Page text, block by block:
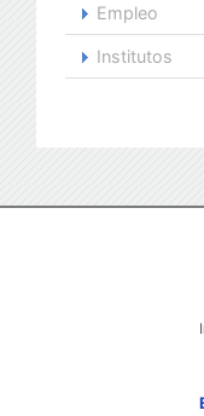
Empleo
Institutos